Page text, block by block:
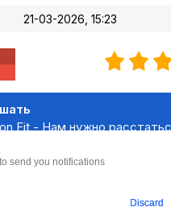
21-03-2026, 15:23
Fit - Нам нужно
send you notifications
Discard